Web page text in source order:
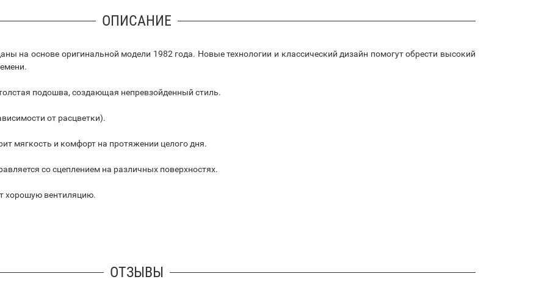
ОПИСАНИЕ
на основе оригинальной модели 1982 года. Новые технологии и классический дизайн помогут обрести высокий
подошва, создающая непревзойденный стиль.
от расцветки).
мягкость и комфорт на протяжении целого дня.
со сцеплением на различных поверхностях.
хорошую вентиляцию.
ОТЗЫВЫ